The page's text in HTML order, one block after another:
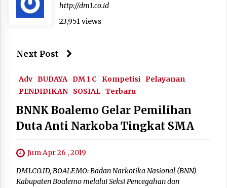
http://dm1.co.id
23,951 views
Next Post
Adv BUDAYA DM 1 C Kompetisi Pelayanan
PENDIDIKAN
SOSIAL Terbaru
BNNK Boalemo Gelar Pemilihan
Duta Anti Narkoba Tingkat SMA
Jum Apr 26 , 2019
DM1.CO.ID, BOALEMO: Badan Narkotika Nasional (BNN)
Kabupaten Boalemo melalui Seksi Pencegahan dan